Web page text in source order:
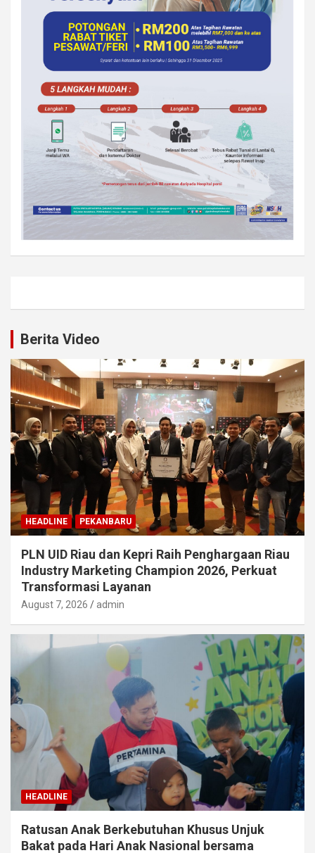
Berita Video
HEADLINE PEKANBARU
PLN UID Riau dan Kepri Raih Penghargaan Riau
Industry Marketing Champion 2026, Perkuat
Transformasi Layanan
August 7, 2026 admin
HEADLINE
Ratusan Anak Berkebutuhan Khusus Unjuk
Bakat pada Hari Anak Nasional bersama